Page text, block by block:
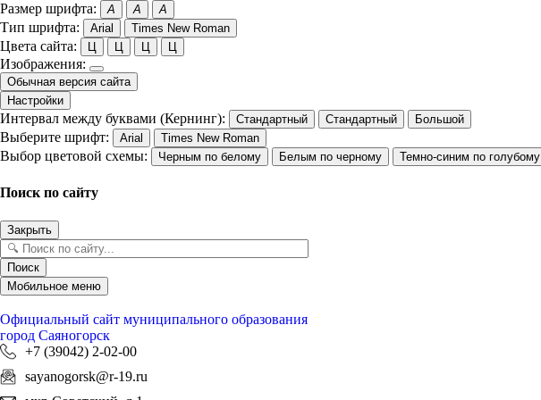
Размер шрифта: A A A
Тип шрифта: Arial Times New Roman
Цвета сайта: Ц Ц Ц Ц
Изображения:
Обычная версия сайта
Настройки
Интервал между буквами (Кернинг): Стандартный Стандартный Большой
Выберите шрифт: Arial Times New Roman
Выбор цветовой схемы: Черным по белому Белым по черному Темно-синим по голубому
Поиск по сайту
Закрыть
Поиск
Мобильное меню
Официальный сайт муниципального образования
город Саяногорск
+7 (39042) 2-02-00
sayanogorsk@r-19.ru